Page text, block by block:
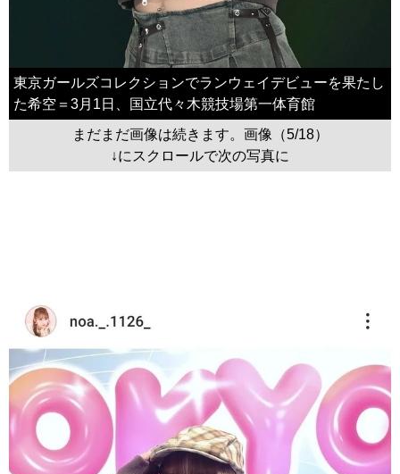
東京ガールズコレクションでランウェイデビューを果たし
た希空＝3月1日、国立代々木競技場第一体育館
まだまだ画像は続きます。画像（5/18）
↓にスクロールで次の写真に